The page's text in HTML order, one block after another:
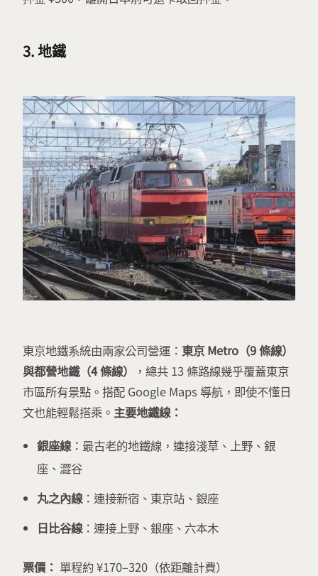
3. 地鐵
東京地鐵系統由兩家公司營運： 東京 Metro（9 條線）
與都營地鐵（4 條線）
，總共 13 條路線幾乎覆蓋東京
市區所有景點。搭配 Google Maps 導航，即使不懂日
文也能輕鬆搭乘。 主要地鐵線：
銀座線：最古老的地鐵線，連接淺草、上野、銀
座、澀谷
丸之內線：連接新宿、東京站、銀座
日比谷線：連接上野、銀座、六本木
票價： 單程約 ¥170–320（依距離計費）